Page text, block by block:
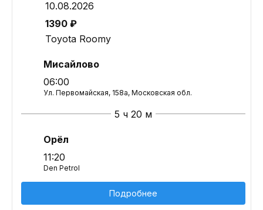
10.08.2026
1390 ₽
Toyota Roomy
Мисайлово
06:00
Ул. Первомайская, 158а, Московская обл.
5 ч 20 м
Орёл
11:20
Den Petrol
Подробнее